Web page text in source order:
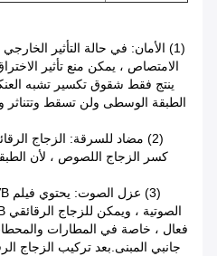
(1) الأمان: في حالة التأثير
الامتصاص ، يمكن منع تأثير
ينتج فقط شقوق تكسير تشبه
الطبقة الوسطى ولن تسقط
كسر الزجاج اللصوص ، لأن
فعال ، خاصة في المطارات
جانبي المبنى.بعد تركيب الزجاج